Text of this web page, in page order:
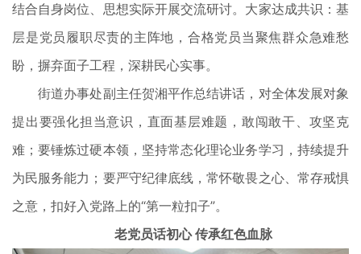
结合自身岗位、思想实际开展交流研讨。大家达成共识：基
层是党员履职尽责的主阵地，合格党员当聚焦群众急难愁
盼，摒弃面子工程，深耕民心实事。
街道办事处副主任贺湘平作总结讲话，对全体发展对象
提出要强化担当意识，直面基层难题，敢闯敢干、攻坚克
难；要锤炼过硬本领，坚持常态化理论业务学习，持续提升
为民服务能力；要严守纪律底线，常怀敬畏之心、常存戒惧
之意，扣好入党路上的“第一粒扣子”。
老党员话初心 传承红色血脉